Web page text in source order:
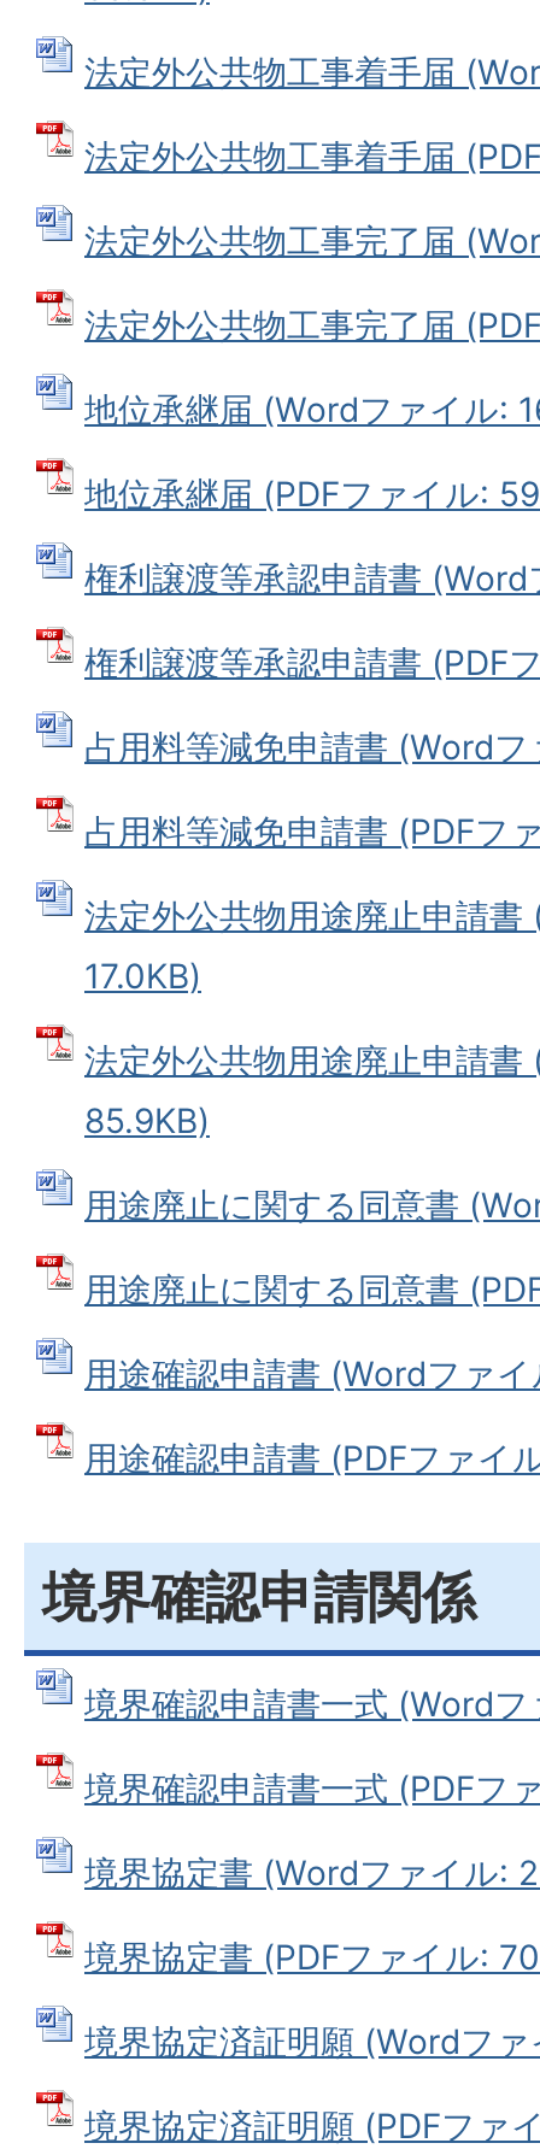
法定外公共物工事着手届
法定外公共物工事着手届
法定外公共物工事完了届
法定外公共物工事完了届
地位承継届 (Wordファイル:
地位承継届 (PDFファイル:
権利譲渡等承認申請書
権利譲渡等承認申請書 (PDF
占用料等減免申請書 (Word
占用料等減免申請書 (PDFフ
法定外公共物用途廃止申請
17.0KB)
法定外公共物用途廃止申請書
85.9KB)
用途廃止に関する同意書
用途廃止に関する同意書
用途確認申請書 (Wordファ
用途確認申請書 (PDFファイ
境界確認申請関係
境界確認申請書一式 (Word
境界確認申請書一式 (PDFフ
境界協定書 (Wordファイル:
境界協定書 (PDFファイル:
境界協定済証明願 (Wordフ
境界協定済証明願 (PDFファ